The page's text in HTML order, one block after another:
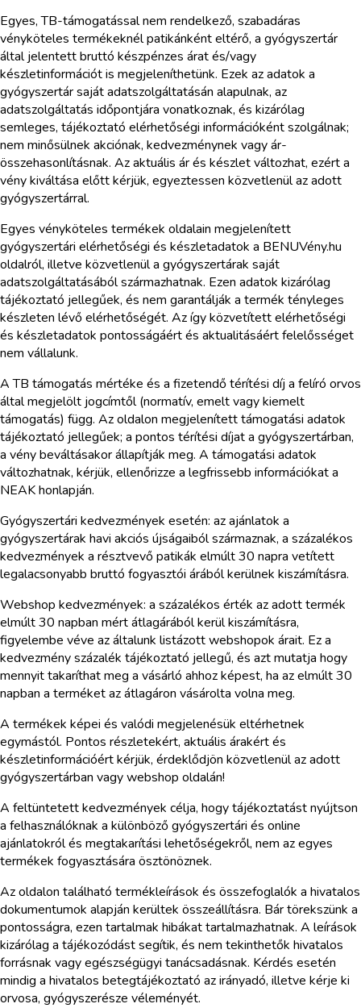
Egyes, TB-támogatással nem rendelkező, szabadáras
vényköteles termékeknél patikánként eltérő, a gyógyszertár
által jelentett bruttó készpénzes árat és/vagy
készletinformációt is megjeleníthetünk. Ezek az adatok a
gyógyszertár saját adatszolgáltatásán alapulnak, az
adatszolgáltatás időpontjára vonatkoznak, és kizárólag
semleges, tájékoztató elérhetőségi információként szolgálnak;
nem minősülnek akciónak, kedvezménynek vagy ár-
összehasonlításnak. Az aktuális ár és készlet változhat, ezért a
vény kiváltása előtt kérjük, egyeztessen közvetlenül az adott
gyógyszertárral.
Egyes vényköteles termékek oldalain megjelenített
gyógyszertári elérhetőségi és készletadatok a BENUVény.hu
oldalról, illetve közvetlenül a gyógyszertárak saját
adatszolgáltatásából származhatnak. Ezen adatok kizárólag
tájékoztató jellegűek, és nem garantálják a termék tényleges
készleten lévő elérhetőségét. Az így közvetített elérhetőségi
és készletadatok pontosságáért és aktualitásáért felelősséget
nem vállalunk.
A TB támogatás mértéke és a fizetendő térítési díj a felíró orvos
által megjelölt jogcímtől (normatív, emelt vagy kiemelt
támogatás) függ. Az oldalon megjelenített támogatási adatok
tájékoztató jellegűek; a pontos térítési díjat a gyógyszertárban,
a vény beváltásakor állapítják meg. A támogatási adatok
változhatnak, kérjük, ellenőrizze a legfrissebb információkat a
NEAK honlapján.
Gyógyszertári kedvezmények esetén: az ajánlatok a
gyógyszertárak havi akciós újságaiból származnak, a százalékos
kedvezmények a résztvevő patikák elmúlt 30 napra vetített
legalacsonyabb bruttó fogyasztói árából kerülnek kiszámításra.
Webshop kedvezmények: a százalékos érték az adott termék
elmúlt 30 napban mért átlagárából kerül kiszámításra,
figyelembe véve az általunk listázott webshopok árait. Ez a
kedvezmény százalék tájékoztató jellegű, és azt mutatja hogy
mennyit takaríthat meg a vásárló ahhoz képest, ha az elmúlt 30
napban a terméket az átlagáron vásárolta volna meg.
A termékek képei és valódi megjelenésük eltérhetnek
egymástól. Pontos részletekért, aktuális árakért és
készletinformációért kérjük, érdeklődjön közvetlenül az adott
gyógyszertárban vagy webshop oldalán!
A feltüntetett kedvezmények célja, hogy tájékoztatást nyújtson
a felhasználóknak a különböző gyógyszertári és online
ajánlatokról és megtakarítási lehetőségekről, nem az egyes
termékek fogyasztására ösztönöznek.
Az oldalon található termékleírások és összefoglalók a hivatalos
dokumentumok alapján kerültek összeállításra. Bár törekszünk a
pontosságra, ezen tartalmak hibákat tartalmazhatnak. A leírások
kizárólag a tájékozódást segítik, és nem tekinthetők hivatalos
forrásnak vagy egészségügyi tanácsadásnak. Kérdés esetén
mindig a hivatalos betegtájékoztató az irányadó, illetve kérje ki
orvosa, gyógyszerésze véleményét.